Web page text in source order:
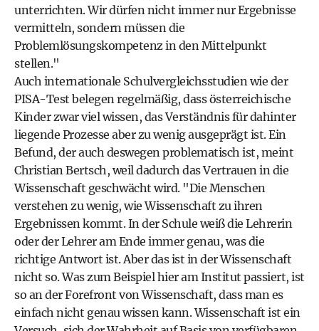
unterrichten. Wir dürfen nicht immer nur Ergebnisse
vermitteln, sondern müssen die
Problemlösungskompetenz in den Mittelpunkt
stellen."
Auch internationale Schulvergleichsstudien wie der
PISA-Test belegen regelmäßig, dass österreichische
Kinder zwar viel wissen, das Verständnis für dahinter
liegende Prozesse aber zu wenig ausgeprägt ist. Ein
Befund, der auch deswegen problematisch ist, meint
Christian Bertsch, weil dadurch das Vertrauen in die
Wissenschaft geschwächt wird. "Die Menschen
verstehen zu wenig, wie Wissenschaft zu ihren
Ergebnissen kommt. In der Schule weiß die Lehrerin
oder der Lehrer am Ende immer genau, was die
richtige Antwort ist. Aber das ist in der Wissenschaft
nicht so. Was zum Beispiel hier am Institut passiert, ist
so an der Forefront von Wissenschaft, dass man es
einfach nicht genau wissen kann. Wissenschaft ist ein